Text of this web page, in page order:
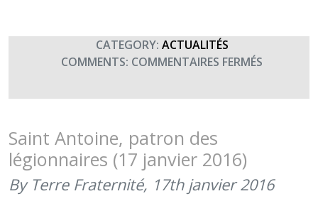
CATEGORY: ACTUALITÉS
COMMENTS: COMMENTAIRES FERMÉS
DE
LA
Saint Antoine, patron des
légionnaires (17 janvier 2016)
By Terre Fraternité, 17th janvier 2016